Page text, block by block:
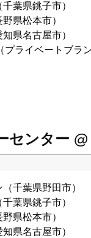
葉県銚子市）
県松本市）
県名古屋市）
ライベートブラン
センター
千葉県野田市）
葉県銚子市）
県松本市）
県名古屋市）